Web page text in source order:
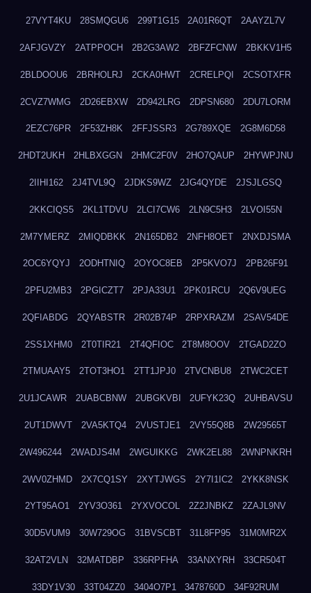
27VYT4KU 28SMQGU6 299T1G15 2A01R6QT 2AAYZL7V
2AFJGVZY 2ATPPOCH 2B2G3AW2 2BFZFCNW 2BKKV1H5
2BLDOOU6 2BRHOLRJ 2CKA0HWT 2CRELPQI 2CSOTXFR
2CVZ7WMG 2D26EBXW 2D942LRG 2DPSN680 2DU7LORM
2EZC76PR 2F53ZH8K 2FFJSSR3 2G789XQE 2G8M6D58
2HDT2UKH 2HLBXGGN 2HMC2F0V 2HO7QAUP 2HYWPJNU
2IIHI162 2J4TVL9Q 2JDKS9WZ 2JG4QYDE 2JSJLGSQ
2KKCIQS5 2KL1TDVU 2LCI7CW6 2LN9C5H3 2LVOI55N
2M7YMERZ 2MIQDBKK 2N165DB2 2NFH8OET 2NXDJSMA
2OC6YQYJ 2ODHTNIQ 2OYOC8EB 2P5KVO7J 2PB26F91
2PFU2MB3 2PGICZT7 2PJA33U1 2PK01RCU 2Q6V9UEG
2QFIABDG 2QYABSTR 2R02B74P 2RPXRAZM 2SAV54DE
2SS1XHM0 2T0TIR21 2T4QFIOC 2T8M8OOV 2TGAD2ZO
2TMUAAY5 2TOT3HO1 2TT1JPJ0 2TVCNBU8 2TWC2CET
2U1JCAWR 2UABCBNW 2UBGKVBI 2UFYK23Q 2UHBAVSU
2UT1DWVT 2VA5KTQ4 2VUSTJE1 2VY55Q8B 2W29565T
2W496244 2WADJS4M 2WGUIKKG 2WK2EL88 2WNPNKRH
2WV0ZHMD 2X7CQ1SY 2XYTJWGS 2Y7I1IC2 2YKK8NSK
2YT95AO1 2YV3O361 2YXVOCOL 2Z2JNBKZ 2ZAJL9NV
30D5VUM9 30W729OG 31BVSCBT 31L8FP95 31M0MR2X
32AT2VLN 32MATDBP 336RPFHA 33ANXYRH 33CR504T
33DY1V30 33T04ZZ0 3404O7P1 3478760D 34F92RUM